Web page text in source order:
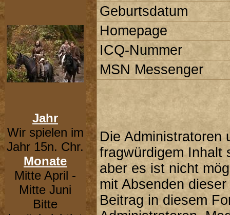
Jahr
Wir spielen im
Jahr 15n. Chr.
Monate
Mitte April -
Mitte Juni
Bitte
Geburtsdatum
Homepage
ICQ-Nummer
MSN Messenger
Die Administratoren
fragwürdigem Inhalt
aber es ist nicht
mit Absenden
Beitrag in diesem